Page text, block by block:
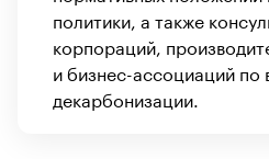
политики, а также
корпораций,
и бизнес-ассоциаций по
декарбонизации.